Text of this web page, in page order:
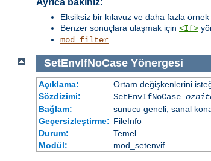
Ayrıca bakınız:
Eksiksiz bir kılavuz ve daha fazla örnek
Benzer sonuçlara ulaşmak için <If>
mod_filter
SetEnvIfNoCase Yönergesi
Açıklama:
Ortam değişkenlerini
Sözdizimi:
SetEnvIfNoCase
Bağlam:
sunucu geneli, sanal
Geçersizleştirme: FileInfo
Durum:
Temel
Modül:
mod_setenvif